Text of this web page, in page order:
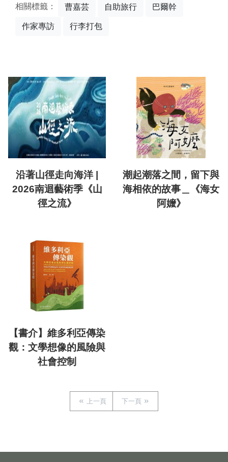
相關標籤： 曹嘉芸 自助旅行 巴爾幹
作家專訪 行李打包
沿著山徑走向海洋 |
2026南迴藝術季《山
徑之流》
潮起潮落之間，留下與
海相依的故事＿《海女
阿嬤》
【書介】維多利亞傳染
觀：文學想像的風險與
社會控制
上一頁 下一頁